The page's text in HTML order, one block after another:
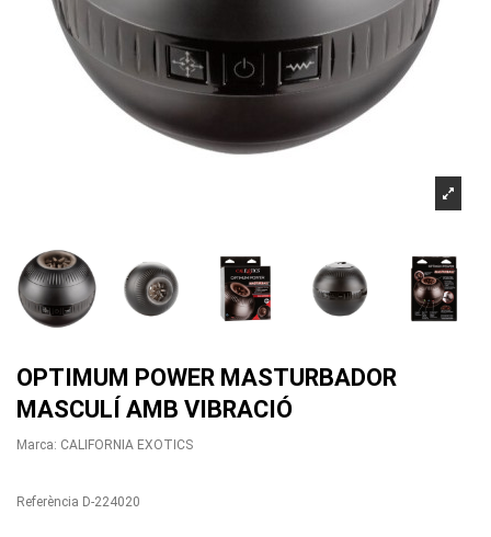
OPTIMUM POWER MASTURBADOR
MASCULÍ AMB VIBRACIÓ
Marca: CALIFORNIA EXOTICS
Referència D-224020